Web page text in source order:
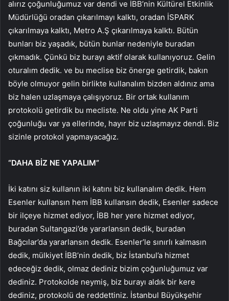
alırız çoğunluğumuz var dendi ve İBB’nin Kültürel Etkinlik
Müdürlüğü oradan çıkarılmayı kalktı, oradan İSPARK
çıkarılmaya kalktı, Metro A.Ş çıkarılmaya kalktı. Bütün
bunları biz yaşadık, bütün bunlar nedeniyle buradan
çıkmadık. Çünkü biz burayı aktif olarak kullanıyoruz. Gelin
oturalım dedik. ve bu meclise biz önerge getirdik, bakın
böyle olmuyor gelin birlikte kullanalım bizden aldınız ama
biz halen uzlaşmaya çalışıyoruz. Bir ortak kullanım
protokolü getirdik bu mecliste. Ne oldu yine AK Parti
çoğunluğu var ya ellerinde, hayır biz uzlaşmayız dendi. Biz
sizinle protokol yapmayacağız.
“DAHA BİZ NE YAPALIM”
İki katını siz kullanın iki katını biz kullanalım dedik. Hem
Esenler kullansın hem İBB kullansın dedik, Esenler sadece
bir ilçeye hizmet ediyor, İBB her yere hizmet ediyor,
buradan Sultangazi’de yararlansın dedik, buradan
Bağcılar’da yararlansın dedik. Esenler’le sınırlı kalmasın
dedik, mülkiyet İBB’nin dedik, biz İstanbul’a hizmet
edeceğiz dedik, olmaz dediniz bizim çoğunluğumuz var
dediniz. Protokolde neymiş, biz burayı aldık bir kere
dediniz, protokolü de reddettiniz. İstanbul Büyükşehir